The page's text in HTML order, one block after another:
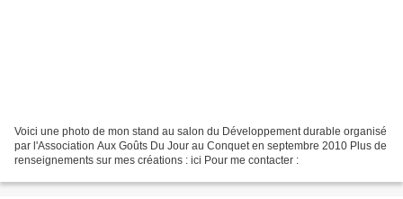
Voici une photo de mon stand au salon du Développement durable organisé
par l'Association Aux Goûts Du Jour au Conquet en septembre 2010 Plus de
renseignements sur mes créations : ici Pour me contacter :